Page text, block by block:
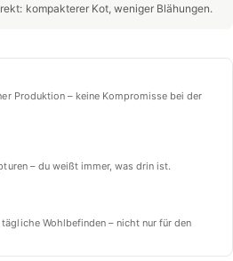
kompakterer Kot, weniger Blähungen.
Produktion – keine Kompromisse bei der
– du weißt immer, was drin ist.
Wohlbefinden – nicht nur für den